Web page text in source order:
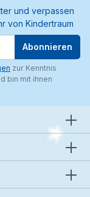
und verpassen
von Kindertraum
Abonnieren
zur Kenntnis
bin mit ihnen